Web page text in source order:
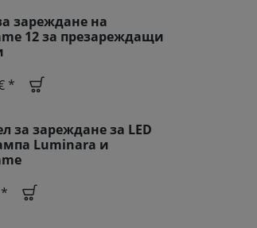
зареждане на
12 за презареждащи
*
за зареждане за LED
Luminara и